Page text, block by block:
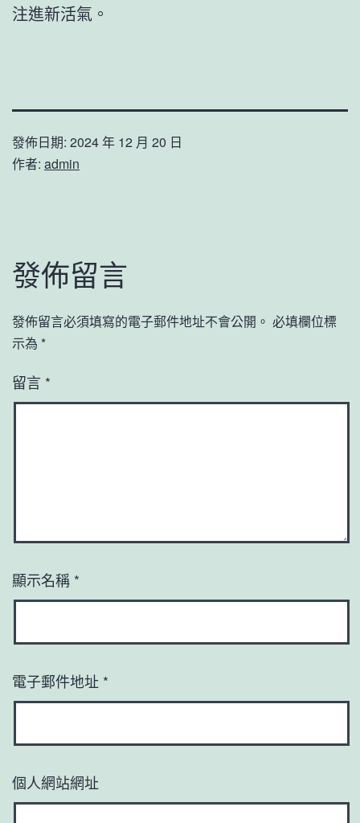
注進新活氣。
發佈日期: 2024 年 12 月 20 日
作者: admin
發佈留言
發佈留言必須填寫的電子郵件地址不會公開。 必填欄位標
示為 *
留言 *
顯示名稱 *
電子郵件地址 *
個人網站網址